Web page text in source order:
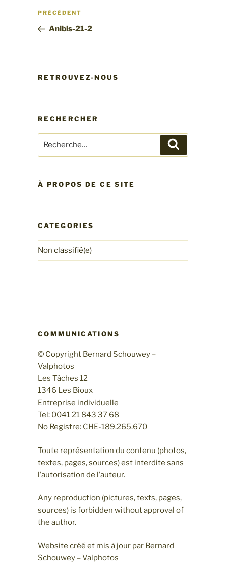
Navigation
l’article
Article
précédent
PRÉCÉDENT
Anibis-21-2
RETROUVEZ-NOUS
RECHERCHER
pour
À PROPOS DE CE SITE
CATEGORIES
Non classifié(e)
COMMUNICATIONS
© Copyright Bernard Schouwey –
Valphotos
Les Tâches 12
1346 Les Bioux
Entreprise individuelle
Tel: 0041 21 843 37 68
No Registre: CHE-189.265.670
Toute représentation du contenu (photos,
textes, pages, sources) est interdite sans
l’autorisation de l’auteur.
Any reproduction (pictures, texts, pages,
sources) is forbidden without approval of
the author.
Website créé et mis à jour par Bernard
Schouwey – Valphotos